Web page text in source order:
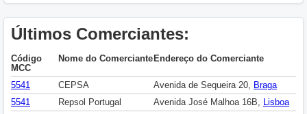
Últimos Comerciantes:
Código
MCC
Nome do Comerciante Endereço do Comerciante
5541 CEPSA Avenida de Sequeira 20, Braga
5541
Repsol Portugal Avenida José Malhoa 16B, Lisboa